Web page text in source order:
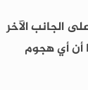
الجانب الآخر
أن أي هجوم